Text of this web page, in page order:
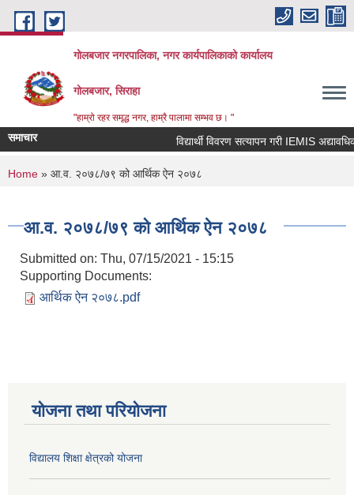
Skip to main content
गोलबजार नगरपालिका, नगर कार्यपालिकाको कार्यालय
गोलबजार, सिराहा
"हाम्रो रहर समृद्ध नगर, हाम्रै पालामा सम्भव छ। "
समाचार विद्यार्थी विवरण सत्यापन गरी IEMIS अद्यावधिक
You are here
Home » आ.व. २०७८/७९ को आर्थिक ऐन २०७८
आ.व. २०७८/७९ को आर्थिक ऐन २०७८
Submitted on: Thu, 07/15/2021 - 15:15
Supporting Documents:
आर्थिक ऐन २०७८.pdf
योजना तथा परियोजना
विद्यालय शिक्षा क्षेत्रको योजना